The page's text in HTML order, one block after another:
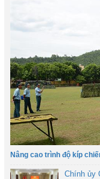
Nâng cao trình độ kíp
Chính ủy